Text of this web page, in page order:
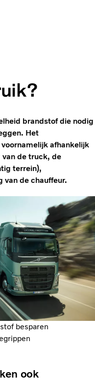
brandstof die nodig
Het
afhankelijk
de truck, de
terrein),
van de chauffeur.
besparen
ook